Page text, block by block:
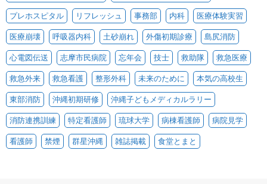
プレホスピタル リフレッシュ 事務部 内科 医療体験実習
医療崩壊 呼吸器内科 土砂崩れ 外傷初期診療 島尻消防
心電図伝送 志摩市民病院 忘年会 技士 救助隊 救急医療
救急外来 救急看護 整形外科 未来のために 本気の高校生
東部消防 沖縄初期研修 沖縄子どもメディカルラリー
消防連携訓練 特定看護師 琉球大学 病棟看護師 病院見学
看護師 禁煙 群星沖縄 雑誌掲載 食堂とまと